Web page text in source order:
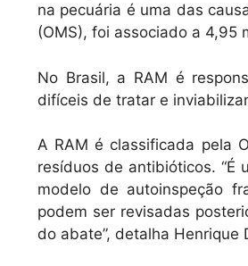
na pecuária é uma das
(OMS), foi associado a 4,95
No Brasil, a RAM é
difíceis de tratar e
A RAM é classificada pela
resíduos de antibióticos. “É
modelo de autoinspeção
podem ser revisadas
do abate”, detalha Henrique